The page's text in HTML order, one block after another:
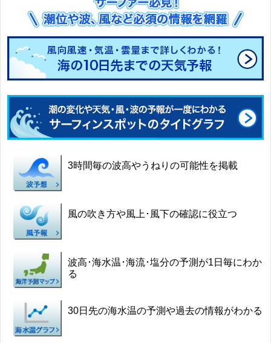
3時間毎の波高やうねりの可能性を掲載
風の吹き方や風上･風下の確認に役立つ
波高･海水温･海流･塩分の予測が1日毎にわか
る
30日先の海水温の予測や過去の情報がわかる